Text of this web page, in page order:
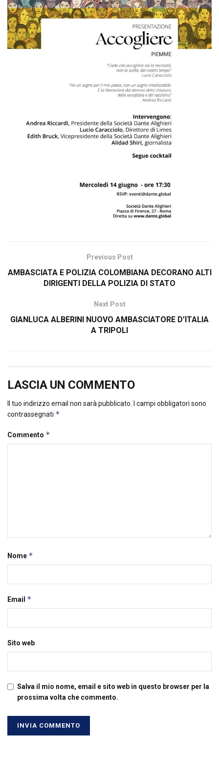
Previous Post
AMBASCIATA E POLIZIA COLOMBIANA DECORANO ALTI
DIRIGENTI DELLA POLIZIA DI STATO
Next Post
GIANLUCA ALBERINI NUOVO AMBASCIATORE D’ITALIA
A TRIPOLI
LASCIA UN COMMENTO
Il tuo indirizzo email non sarà pubblicato.
I campi obbligatori sono
contrassegnati *
Commento *
Nome *
Email *
Sito web
Salva il mio nome, email e sito web in questo browser per la
prossima volta che commento.